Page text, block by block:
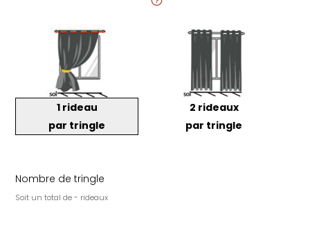
1 rideau
par tringle
2 rideaux
par tringle
Nombre de tringle
Soit un total de - rideaux